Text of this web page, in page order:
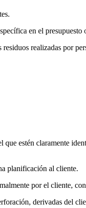
en el presupuesto
realizadas por
estén claramente
planificación al cliente.
por el cliente,
derivadas del